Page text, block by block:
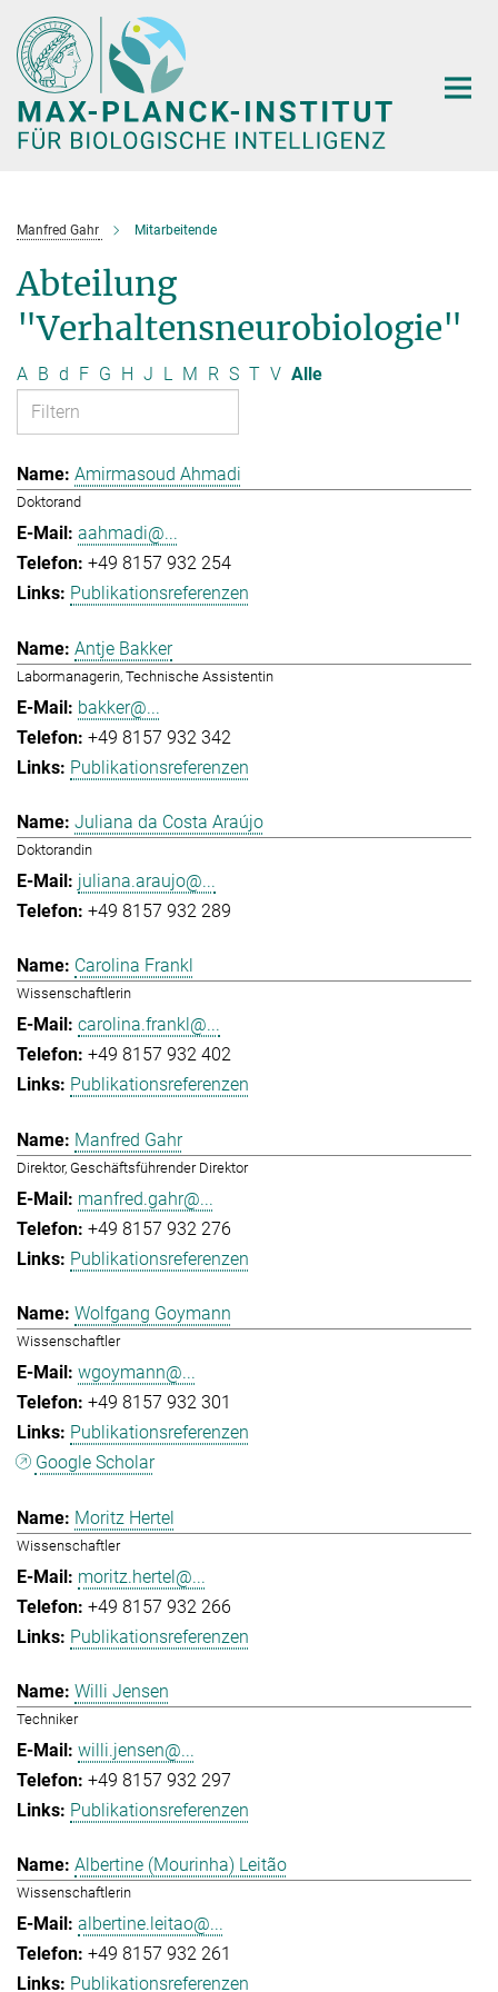
Hauptinhalt
Manfred Gahr Mitarbeitende
Abteilung
"Verhaltensneurobiologie"
A B d F G H J L M R S T V Alle
Amirmasoud Ahmadi
Doktorand
aahmadi@...
+49 8157 932 254
Publikationsreferenzen
Antje Bakker
Labormanagerin, Technische Assistentin
bakker@...
+49 8157 932 342
Publikationsreferenzen
Juliana da Costa Araújo
Doktorandin
juliana.araujo@...
+49 8157 932 289
Carolina Frankl
Wissenschaftlerin
carolina.frankl@...
+49 8157 932 402
Publikationsreferenzen
Manfred Gahr
Direktor, Geschäftsführender Direktor
manfred.gahr@...
+49 8157 932 276
Publikationsreferenzen
Wolfgang Goymann
Wissenschaftler
wgoymann@...
+49 8157 932 301
Publikationsreferenzen
Google Scholar
Moritz Hertel
Wissenschaftler
moritz.hertel@...
+49 8157 932 266
Publikationsreferenzen
Willi Jensen
Techniker
willi.jensen@...
+49 8157 932 297
Publikationsreferenzen
Albertine (Mourinha) Leitão
Wissenschaftlerin
albertine.leitao@...
+49 8157 932 261
Publikationsreferenzen